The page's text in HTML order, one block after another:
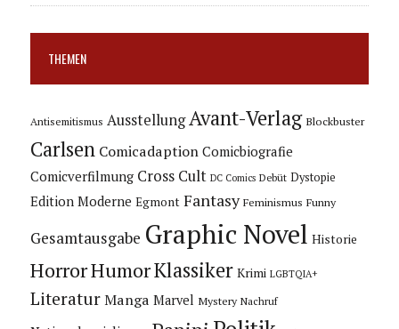
THEMEN
Antisemitismus Ausstellung Avant-Verlag Blockbuster
Carlsen Comicadaption Comicbiografie
Comicverfilmung Cross Cult DC Comics Debüt Dystopie
Edition Moderne Egmont Fantasy Feminismus Funny
Gesamtausgabe Graphic Novel Historie
HorrorHumorKlassiker Krimi LGBTQIA+
Literatur Manga Marvel Mystery Nachruf